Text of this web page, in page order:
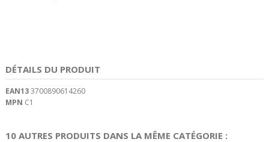
DÉTAILS DU PRODUIT
EAN133700890614260
MPN C1
10 AUTRES PRODUITS DANS LA MÊME CATÉGORIE :